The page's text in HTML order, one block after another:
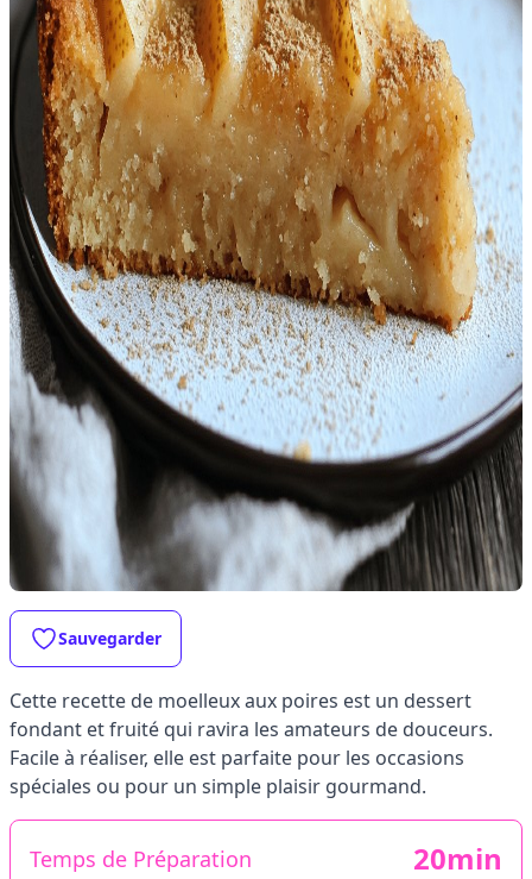
Sauvegarder
Cette recette de moelleux aux poires est un dessert
fondant et fruité qui ravira les amateurs de douceurs.
Facile à réaliser, elle est parfaite pour les occasions
spéciales ou pour un simple plaisir gourmand.
Temps de Préparation 20min